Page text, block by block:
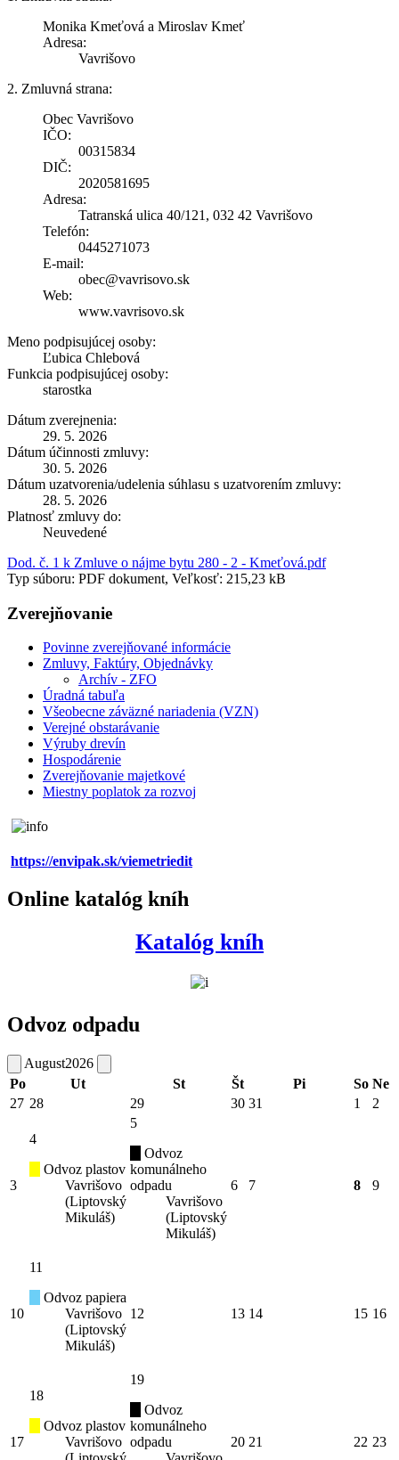
Monika Kmeťová a Miroslav Kmeť
Adresa:
Vavrišovo
2. Zmluvná strana:
Obec Vavrišovo
IČO:
00315834
DIČ:
2020581695
Adresa:
Tatranská ulica 40/121, 032 42 Vavrišovo
Telefón:
0445271073
E-mail:
obec@vavrisovo.sk
Web:
www.vavrisovo.sk
Meno podpisujúcej osoby:
Ľubica Chlebová
Funkcia podpisujúcej osoby:
starostka
Dátum zverejnenia:
29. 5. 2026
Dátum účinnosti zmluvy:
30. 5. 2026
Dátum uzatvorenia/udelenia súhlasu s uzatvorením zmluvy:
28. 5. 2026
Platnosť zmluvy do:
Neuvedené
Dod. č. 1 k Zmluve o nájme bytu 280 - 2 - Kmeťová.pdf
Typ súboru: PDF dokument, Veľkosť: 215,23 kB
Zverejňovanie
Povinne zverejňované informácie
Zmluvy, Faktúry, Objednávky
Archív - ZFO
Úradná tabuľa
Všeobecne záväzné nariadenia (VZN)
Verejné obstarávanie
Výruby drevín
Hospodárenie
Zverejňovanie majetkové
Miestny poplatok za rozvoj
https://envipak.sk/viemetriedit
Online katalóg kníh
Katalóg kníh
Odvoz odpadu
August2026
Po
Ut St Št Pi So Ne
27 28 29 30 31 1 2
3
4
Odvoz plastov
Vavrišovo
(Liptovský
Mikuláš)
5
Odvoz
komunálneho
odpadu
Vavrišovo
(Liptovský
Mikuláš)
6 7 8 9
10
11
Odvoz papiera
Vavrišovo
(Liptovský
Mikuláš)
12 13 14 15 16
17
18
Odvoz plastov
Vavrišovo
19
Odvoz
komunálneho
odpadu
20 21 22 23